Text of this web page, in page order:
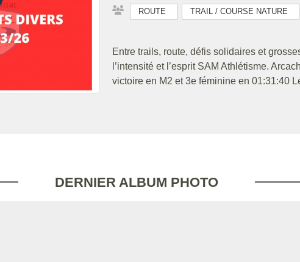
ROUTE TRAIL / COURSE NATURE
Entre trails, route, défis solidaires et
l’intensité et l’esprit SAM Athlétisme.
victoire en M2 et 3e féminine en 01:31:40
DERNIER ALBUM PHOTO